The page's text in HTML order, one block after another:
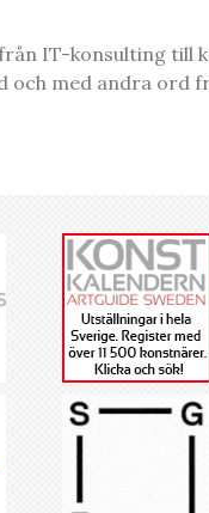
IT-konsulting
och med andra ord